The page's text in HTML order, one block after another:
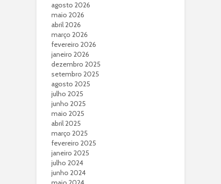
agosto 2026
maio 2026
abril 2026
março 2026
fevereiro 2026
janeiro 2026
dezembro 2025
setembro 2025
agosto 2025
julho 2025
junho 2025
maio 2025
abril 2025
março 2025
fevereiro 2025
janeiro 2025
julho 2024
junho 2024